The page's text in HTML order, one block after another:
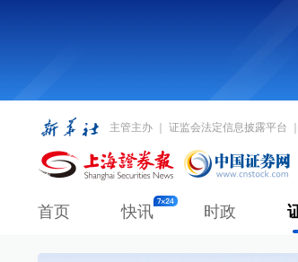
主管主办 ｜ 证监会法定信息披露平台
首页 快讯 时政